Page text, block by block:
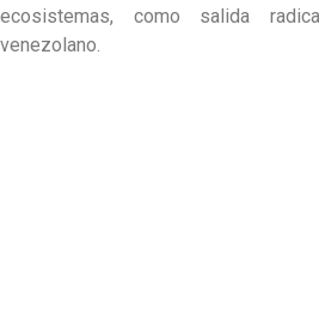
ecosistemas, como salida
venezolano.